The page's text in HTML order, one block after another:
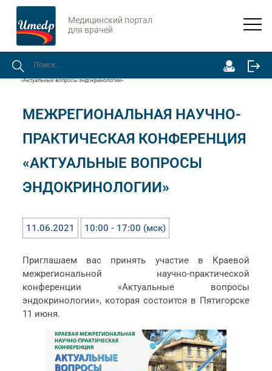
Медицинский портал
для врачей
Главная Онлайн-мероприятия Межрегиональная научно-практическая конференция
«Актуальные вопросы эндокринологии»
МЕЖРЕГИОНАЛЬНАЯ НАУЧНО-
ПРАКТИЧЕСКАЯ КОНФЕРЕНЦИЯ
«АКТУАЛЬНЫЕ ВОПРОСЫ
ЭНДОКРИНОЛОГИИ»
11.06.2021 10:00 - 17:00 (мск)
Приглашаем вас принять участие в Краевой
межрегиональной научно-практической
конференции «Актуальные вопросы
эндокринологии», которая состоится в Пятигорске
11 июня.